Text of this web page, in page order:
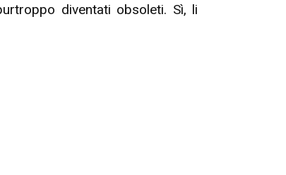
diventati obsoleti. Sì, li